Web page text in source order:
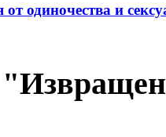
одиночества и